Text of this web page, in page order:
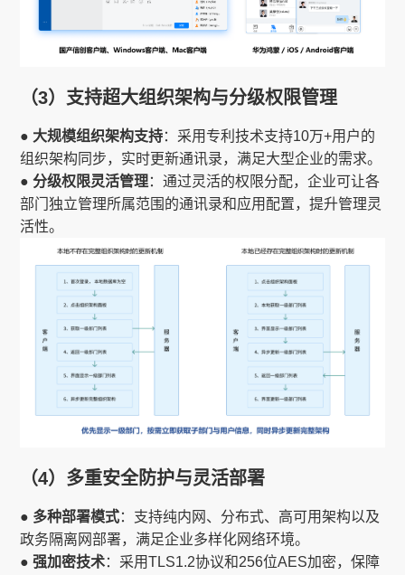
（3）支持超大组织架构与分级权限管理
● 大规模组织架构支持：采用专利技术支持10万+用户的
组织架构同步，实时更新通讯录，满足大型企业的需求。
● 分级权限灵活管理：通过灵活的权限分配，企业可让各
部门独立管理所属范围的通讯录和应用配置，提升管理灵
活性。
（4）多重安全防护与灵活部署
● 多种部署模式：支持纯内网、分布式、高可用架构以及
政务隔离网部署，满足企业多样化网络环境。
● 强加密技术：采用TLS1.2协议和256位AES加密，保障